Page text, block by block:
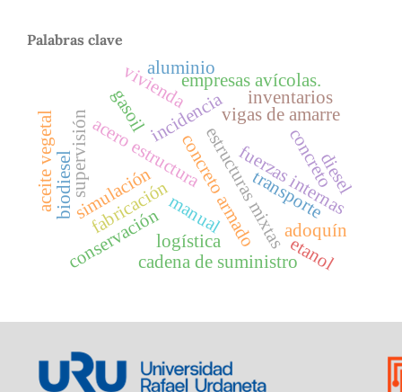
Palabras clave
estructuras mixtas
concreto armado
acero estructura
incidenciavigas de amarre
fuerzas internas
supervisión
vivienda
manual adoquín
concreto
fabricación
cadena de suministro
logística
inventarios
transporte
empresas avícolas.
biodieselsimulación
aceite vegetal
etanol
gasoil
diesel
conservación
aluminio